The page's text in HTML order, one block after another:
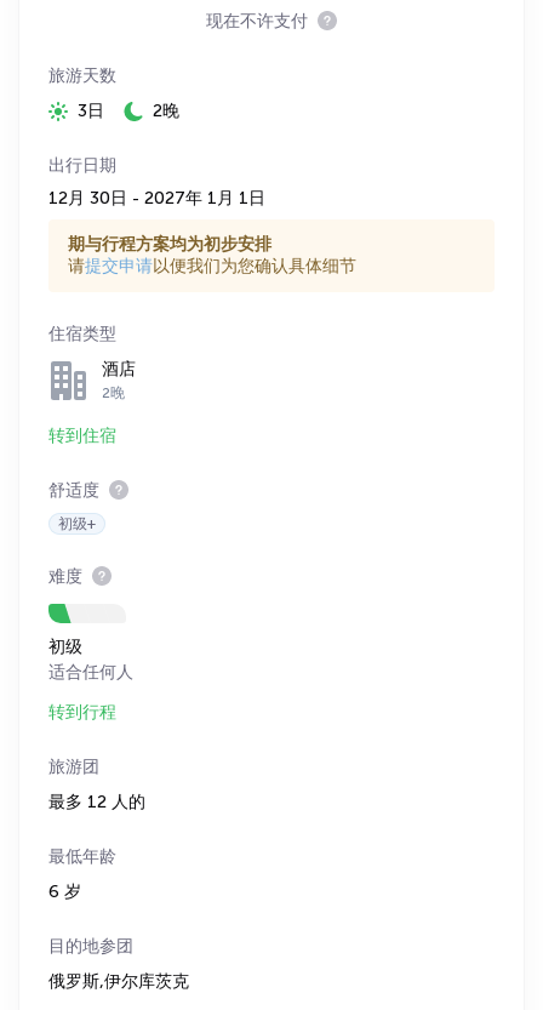
现在不许支付
旅游天数
3日
2晚
出行日期
12月 30日 - 2027年 1月 1日
期与行程方案均为初步安排
请提交申请以便我们为您确认具体细节
住宿类型
酒店
2晚
转到住宿
舒适度
初级+
难度
初级
适合任何人
转到行程
旅游团
最多 12 人的
最低年龄
6 岁
目的地参团
俄罗斯,伊尔库茨克